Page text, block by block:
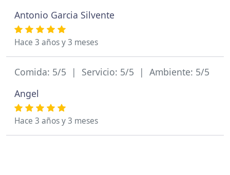
Antonio Garcia Silvente
Hace 3 años y 3 meses
Comida: 5/5 | Servicio: 5/5 | Ambiente: 5/5
Angel
Hace 3 años y 3 meses